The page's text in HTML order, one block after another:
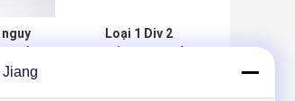
nguy
cháy
lại
Loại 1 Div 2